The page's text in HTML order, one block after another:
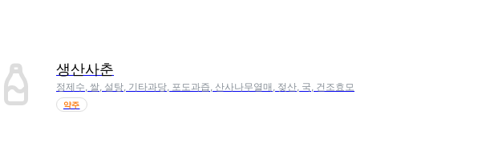
생산사춘
정제수, 쌀, 설탕, 기타과당, 포도과즙, 산사나무열매, 젖산, 국, 건조효모
약주